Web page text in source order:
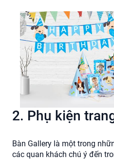
2. Phụ kiện
Bàn Gallery là một trong
các quan khách chú ý đến